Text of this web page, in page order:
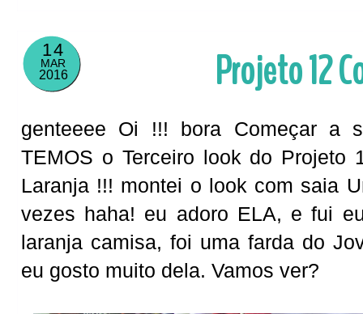
14
MAR
2016 Projeto 12
genteeee Oi !!! bora Começar a
TEMOS o Terceiro look do Projeto
Laranja !!! montei o look com saia
vezes haha! eu adoro ELA, e fui
laranja camisa, foi uma farda do
eu gosto muito dela. Vamos ver?